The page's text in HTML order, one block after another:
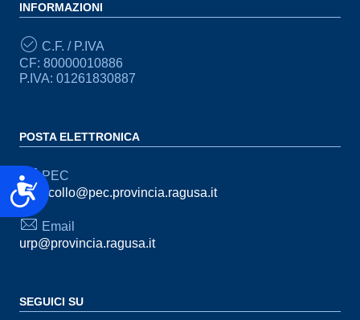
Accessibilità
INFORMAZIONI
C.F. / P.IVA
CF: 80000010886
P.IVA: 01261830887
POSTA ELETTRONICA
PEC
protocollo@pec.provincia.ragusa.it
Email
urp@provincia.ragusa.it
SEGUICI SU